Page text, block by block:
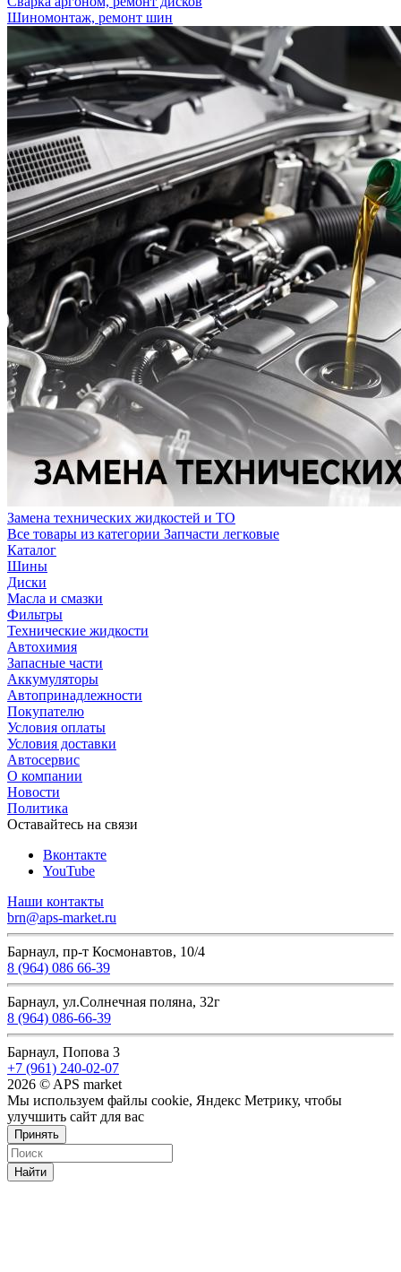
Шиномонтаж, ремонт шин
Замена технических жидкостей и ТО
Все товары из категории Запчасти легковые
Каталог
Шины
Диски
Масла и смазки
Фильтры
Технические жидкости
Автохимия
Запасные части
Аккумуляторы
Автопринадлежности
Покупателю
Условия оплаты
Условия доставки
Автосервис
О компании
Новости
Политика
Оставайтесь на связи
Вконтакте
YouTube
Наши контакты
brn@aps-market.ru
Барнаул, пр-т Космонавтов, 10/4
8 (964) 086 66-39
Барнаул, ул.Солнечная поляна, 32г
8 (964) 086-66-39
Барнаул, Попова 3
+7 (961) 240-02-07
2026 © APS market
Мы используем файлы cookie, Яндекс Метрику, чтобы
улучшить сайт для вас
Принять
Найти